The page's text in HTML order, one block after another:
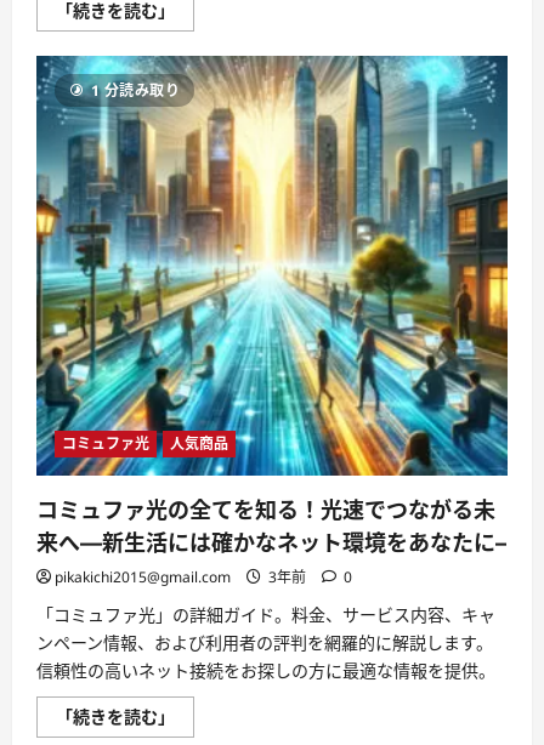
「続きを読む」
と
よ
せ
グ
ル
メ：
美
食
家
た
め
の
究
極
の
ガ
イ
ド
⇒
美
食
の
世
界
へ
パ
ス
ポ
ー
ト
に
つ
い
て
さ
ら
1 分読み取り
コミュファ光 人気商品
コミュファ光の全てを知る！光速でつながる未
来へ—新生活には確かなネット環境をあなたに–
pikakichi2015@gmail.com 3年前 0
「コミュファ光」の詳細ガイド。料金、サービス内容、キャ
ンペーン情報、および利用者の評判を網羅的に解説します。
信頼性の高いネット接続をお探しの方に最適な情報を提供。
「続きを読む」
ミ